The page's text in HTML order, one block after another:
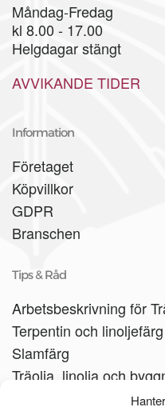
Måndag-Fredag
kl 8.00 - 17.00
Helgdagar stängt
AVVIKANDE TIDER
Information
Företaget
Köpvillkor
GDPR
Branschen
Tips & Råd
Arbetsbeskrivning för
Terpentin och linoljefärg
Slamfärg
Träolja, linolja och